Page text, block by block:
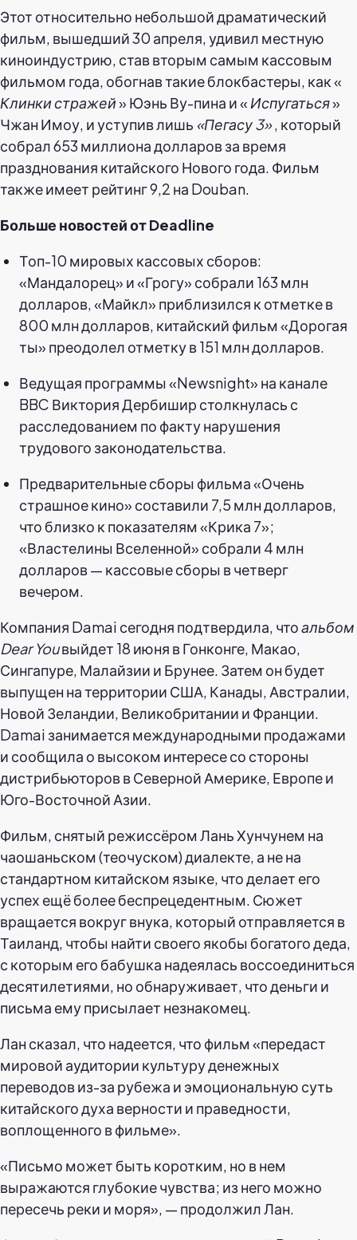
Этот относительно небольшой драматический
фильм, вышедший 30 апреля, удивил местную
киноиндустрию, став вторым самым кассовым
фильмом года, обогнав такие блокбастеры, как «
Клинки стражей» Юэнь Ву-пина и « Испугаться»
Чжан Имоу, и уступив лишь «Пегасу 3», который
собрал 653 миллиона долларов за время
празднования китайского Нового года. Фильм
также имеет рейтинг 9,2 на Douban.
Больше новостей от Deadline
Топ-10 мировых кассовых сборов:
«Мандалорец» и «Грогу» собрали 163 млн
долларов, «Майкл» приблизился к отметке в
800 млн долларов, китайский фильм «Дорогая
ты» преодолел отметку в 151 млн долларов.
Ведущая программы «Newsnight» на канале
BBC Виктория Дербишир столкнулась с
расследованием по факту нарушения
трудового законодательства.
Предварительные сборы фильма «Очень
страшное кино» составили 7,5 млн долларов,
что близко к показателям «Крика 7»;
«Властелины Вселенной» собрали 4 млн
долларов — кассовые сборы в четверг
вечером.
Компания Damai сегодня подтвердила, чтоальбом
Dear Youвыйдет 18 июня в Гонконге, Макао,
Сингапуре, Малайзии и Брунее. Затем он будет
выпущен на территории США, Канады, Австралии,
Новой Зеландии, Великобритании и Франции.
Damai занимается международными продажами
и сообщила о высоком интересе со стороны
дистрибьюторов в Северной Америке, Европе и
Юго-Восточной Азии.
Фильм, снятый режиссёром Лань Хунчунем на
чаошаньском (теочуском) диалекте, а не на
стандартном китайском языке, что делает его
успех ещё более беспрецедентным. Сюжет
вращается вокруг внука, который отправляется в
Таиланд, чтобы найти своего якобы богатого деда,
с которым его бабушка надеялась воссоединиться
десятилетиями, но обнаруживает, что деньги и
письма ему присылает незнакомец.
Лан сказал, что надеется, что фильм «передаст
мировой аудитории культуру денежных
переводов из-за рубежа и эмоциональную суть
китайского духа верности и праведности,
воплощенного в фильме».
«Письмо может быть коротким, но в нем
выражаются глубокие чувства; из него можно
пересечь реки и моря», — продолжил Лан.